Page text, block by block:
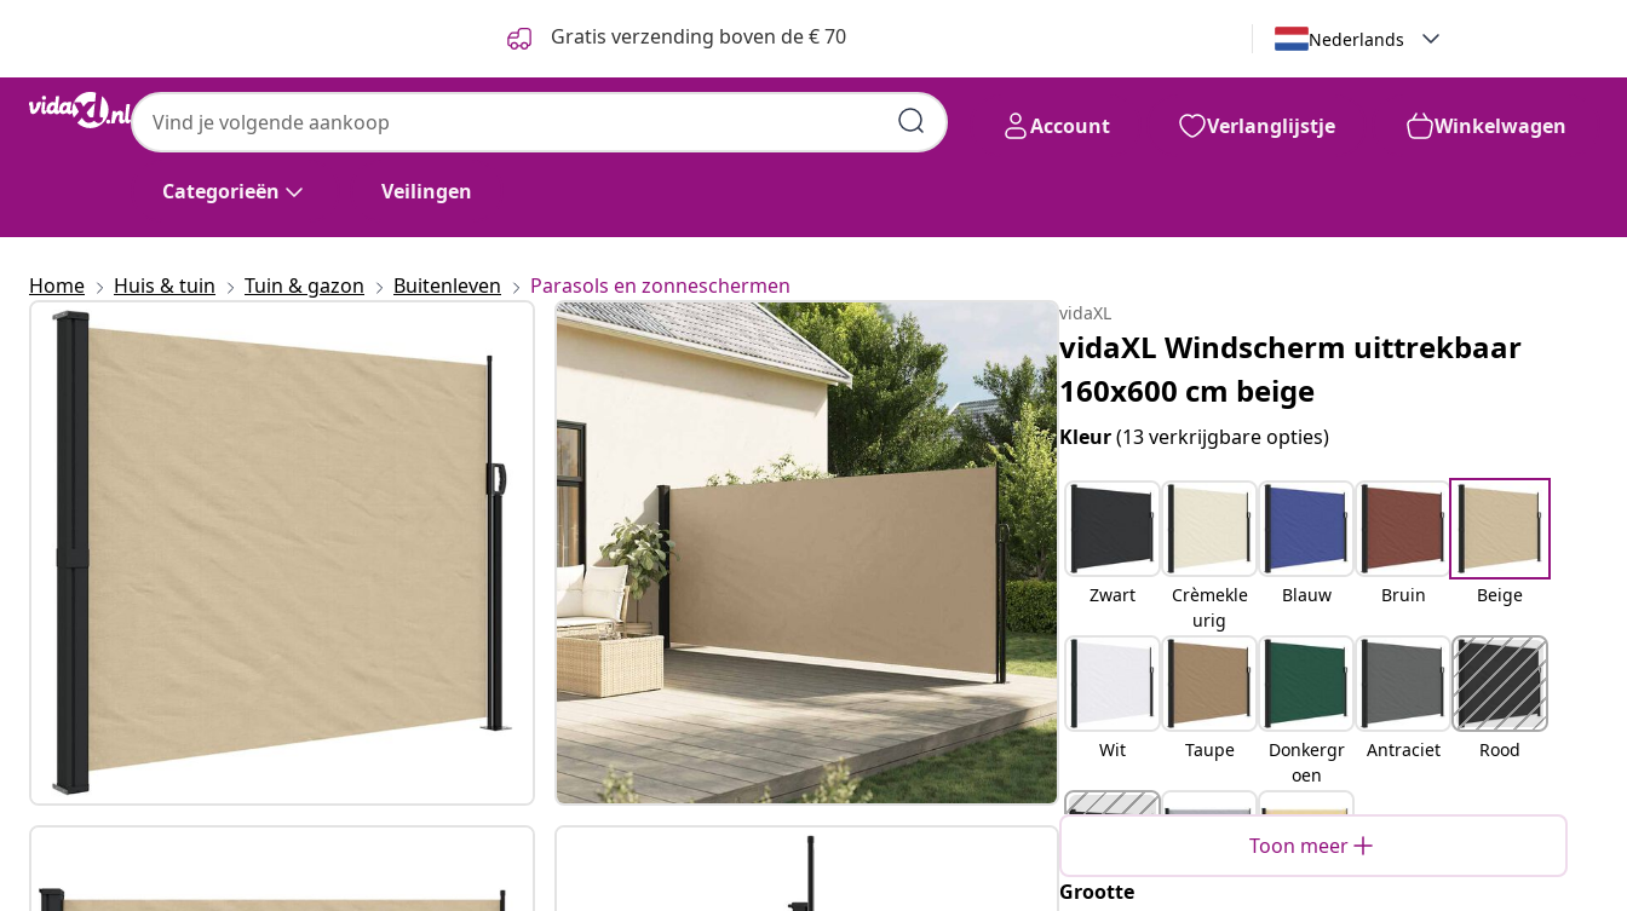
Gratis verzending boven de € 70 Nederlands
Categorieën Veilingen
Account Verlanglijstje Winkelwagen
Home Huis & tuin Tuin & gazon Buitenleven Parasols en zonneschermen
vidaXL
vidaXL Windscherm uittrekbaar
160x600 cm beige
Kleur(13 verkrijgbare opties)
Zwart
Crèmekle
urig
Blauw Bruin Beige
Wit Taupe
Donkergr
oen
Antraciet Rood
Terracott
Toon meer
Grootte